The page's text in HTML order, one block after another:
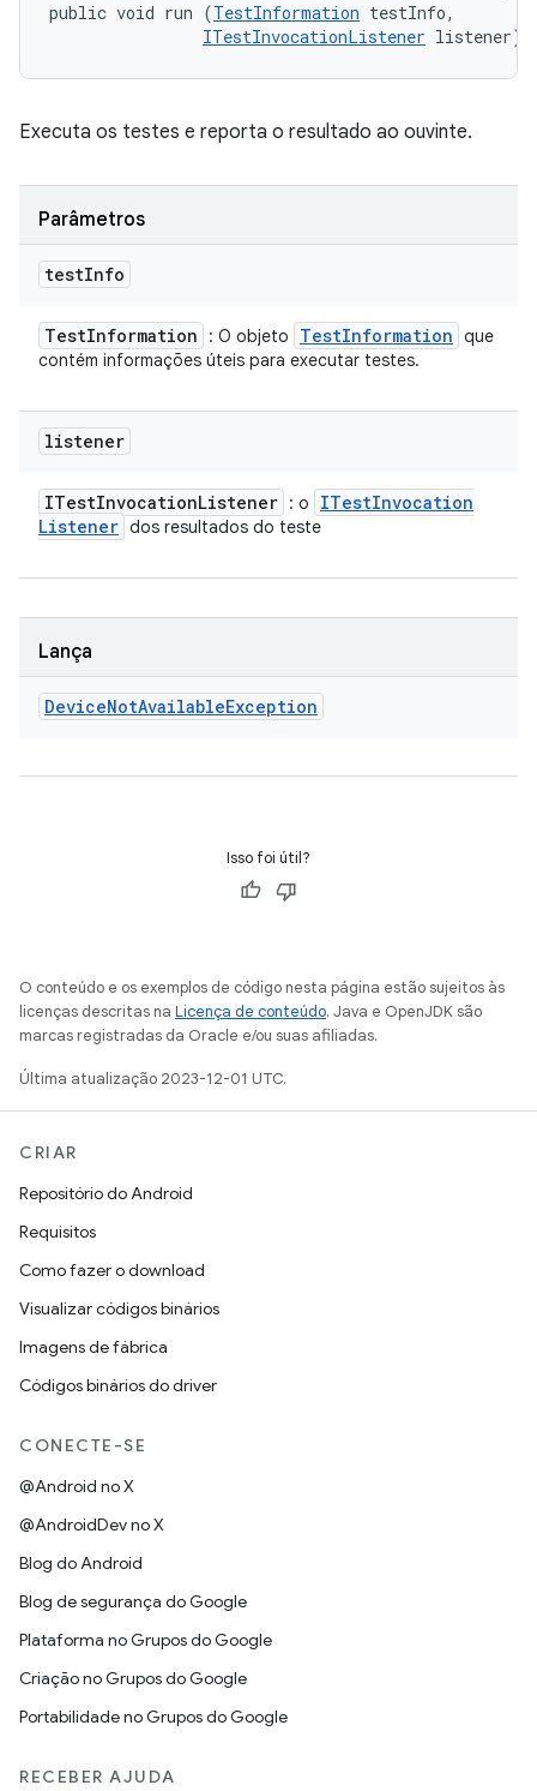
public void run (TestInformation testInfo,
ITestInvocationListener listener)
Executa os testes e reporta o resultado ao ouvinte.
Parâmetros
testInfo
TestInformation : O objeto TestInformation que
contém informações úteis para executar testes.
listener
ITestInvocationListener : o ITestInvocation
Listener dos resultados do teste
Lança
DeviceNotAvailableException
Isso foi útil?
O conteúdo e os exemplos de código nesta página estão sujeitos às
licenças descritas na Licença de conteúdo. Java e OpenJDK são
marcas registradas da Oracle e/ou suas afiliadas.
Última atualização 2023-12-01 UTC.
CRIAR
Repositório do Android
Requisitos
Como fazer o download
Visualizar códigos binários
Imagens de fábrica
Códigos binários do driver
CONECTE-SE
@Android no X
@AndroidDev no X
Blog do Android
Blog de segurança do Google
Plataforma no Grupos do Google
Criação no Grupos do Google
Portabilidade no Grupos do Google
RECEBER AJUDA